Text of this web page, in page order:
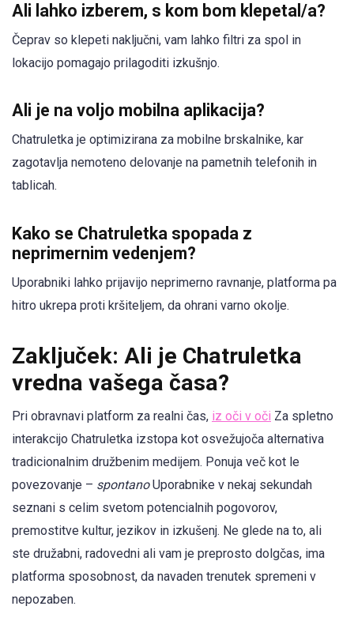
Ali lahko izberem, s kom bom klepetal/a?
Čeprav so klepeti naključni, vam lahko filtri za spol in
lokacijo pomagajo prilagoditi izkušnjo.
Ali je na voljo mobilna aplikacija?
Chatruletka je optimizirana za mobilne brskalnike, kar
zagotavlja nemoteno delovanje na pametnih telefonih in
tablicah.
Kako se Chatruletka spopada z
neprimernim vedenjem?
Uporabniki lahko prijavijo neprimerno ravnanje, platforma pa
hitro ukrepa proti kršiteljem, da ohrani varno okolje.
Zaključek: Ali je Chatruletka
vredna vašega časa?
Pri obravnavi platform za realni čas, iz oči v oči Za spletno
interakcijo Chatruletka izstopa kot osvežujoča alternativa
tradicionalnim družbenim medijem. Ponuja več kot le
povezovanje – spontanoUporabnike v nekaj sekundah
seznani s celim svetom potencialnih pogovorov,
premostitve kultur, jezikov in izkušenj. Ne glede na to, ali
ste družabni, radovedni ali vam je preprosto dolgčas, ima
platforma sposobnost, da navaden trenutek spremeni v
nepozaben.